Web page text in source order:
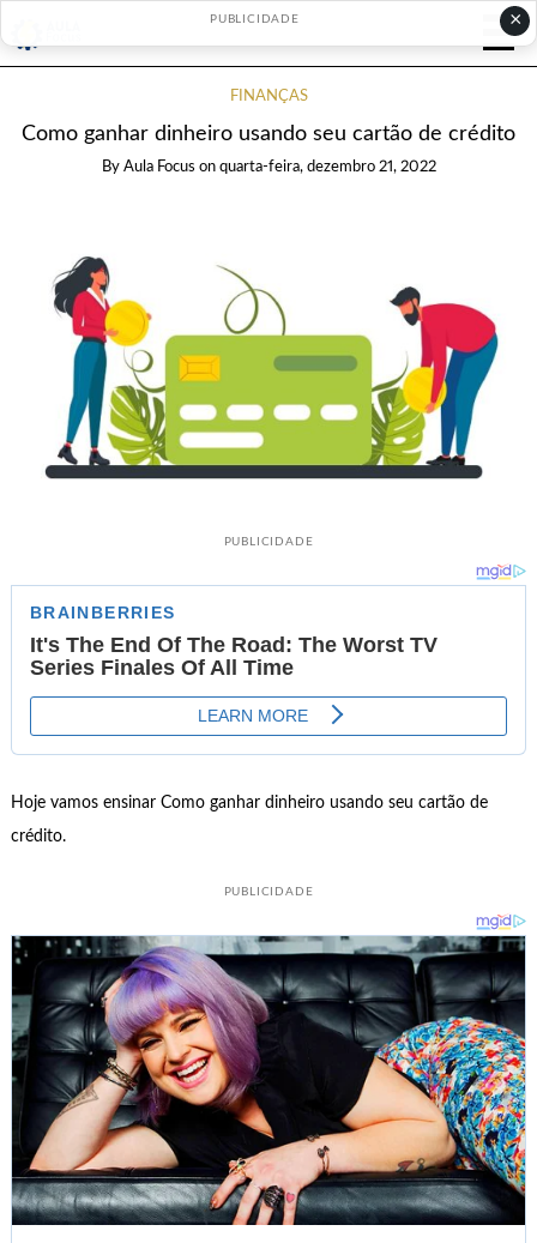
FINANÇAS
Como ganhar dinheiro usando seu cartão de crédito
By Aula Focus on quarta-feira, dezembro 21, 2022
PUBLICIDADE
Hoje vamos ensinar Como ganhar dinheiro usando seu cartão de
crédito.
PUBLICIDADE
×
PUBLICIDADE